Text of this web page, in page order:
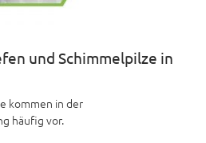
und Schimmelpilze in
kommen in der
häufig vor.